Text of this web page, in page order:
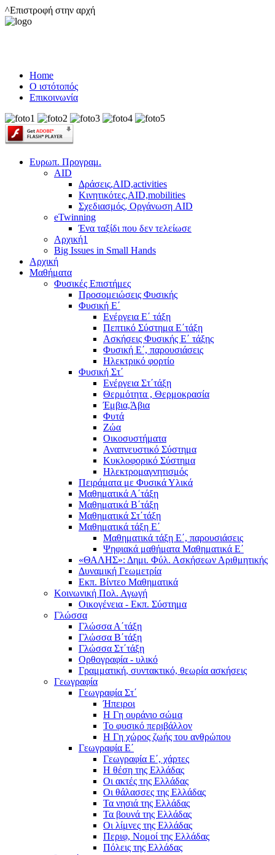
^Επιστροφή στην αρχή
Home
Ο ιστότοπός
Επικοινωνία
Ευρωπ. Προγραμ.
AID
Δράσεις,AID,activities
Κινητικότες,AID,mobilities
Σχεδιασμός, Οργάνωση AID
eTwinning
Ένα ταξίδι που δεν τελείωσε
Αρχική1
Big Issues in Small Hands
Αρχική
Μαθήματα
Φυσικές Επιστήμες
Προσομειώσεις Φυσικής
Φυσική Ε΄
Ενέργεια Ε΄ τάξη
Πεπτικό Σύστημα Ε΄τάξη
Ασκήσεις Φυσικής Ε΄ τάξης
Φυσική Ε΄, παρουσιάσεις
Ηλεκτρικό φορτίο
Φυσική Στ΄
Ενέργεια Στ΄τάξη
Θερμότητα , Θερμοκρασία
Έμβια,Άβια
Φυτά
Ζώα
Οικοσυστήματα
Αναπνευστικό Σύστημα
Κυκλοφορικό Σύστημα
Ηλεκτρομαγνητισμός
Πειράματα με Φυσικά Υλικά
Μαθηματικά Α΄τάξη
Μαθηματικά Β΄τάξη
Μαθηματικά Στ΄τάξη
Μαθηματικά τάξη Ε΄
Μαθηματικά τάξη Ε΄, παρουσιάσεις
Ψηφιακά μαθήματα Μαθηματικά Ε΄
«ΘΑΛΗΣ»: Δημι. Φύλ. Ασκήσεων Αριθμητικής
Δυναμική Γεωμετρία
Εκπ. Βίντεο Μαθηματικά
Κοινωνική Πολ. Αγωγή
Οικογένεια - Εκπ. Σύστημα
Γλώσσα
Γλώσσα Α΄τάξη
Γλώσσα Β΄τάξη
Γλώσσα Στ΄τάξη
Ορθογραφία - υλικό
Γραμματική, συντακτικό, θεωρία ασκήσεις
Γεωγραφία
Γεωγραφία Στ΄
Ήπειροι
Η Γη ουράνιο σώμα
Το φυσικό περιβάλλον
Η Γη χώρος ζωής του ανθρώπου
Γεωγραφία Ε΄
Γεωγραφία Ε΄, χάρτες
Η θέση της Ελλάδας
Οι ακτές της Ελλάδας
Οι θάλασσες της Ελλάδας
Τα νησιά της Ελλάδας
Τα βουνά της Ελλάδας
Οι λίμνες της Ελλάδας
Περιφ, Νομοί της Ελλάδας
Πόλεις της Ελλάδας